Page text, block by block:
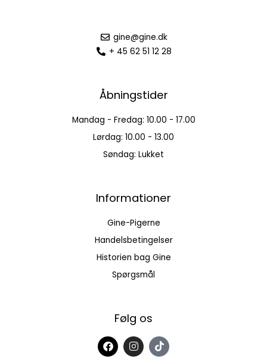
gine@gine.dk
+ 45 62 51 12 28
Åbningstider
Mandag - Fredag: 10.00 - 17.00
Lørdag: 10.00 - 13.00
Søndag: Lukket
Informationer
Gine-Pigerne
Handelsbetingelser
Historien bag Gine
Spørgsmål
Følg os
F
a
I
n
T
i